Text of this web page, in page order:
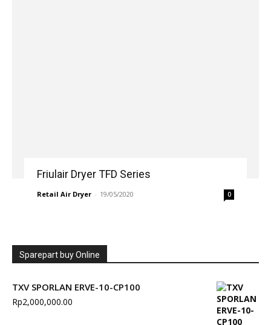
Friulair Dryer TFD Series
Retail Air Dryer - 19/05/2020 0
Sparepart buy Online
TXV SPORLAN ERVE-10-CP100
Rp2,000,000.00